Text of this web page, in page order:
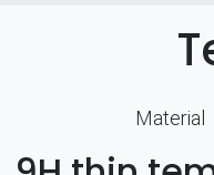
Material